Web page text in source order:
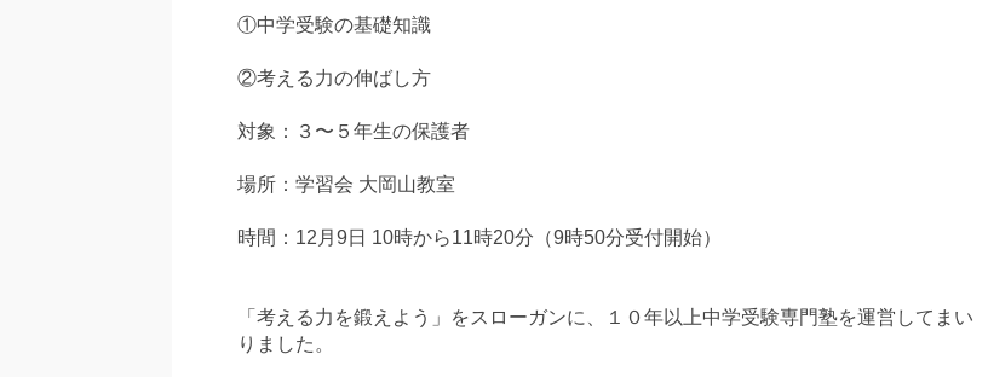
①中学受験の基礎知識
②考える力の伸ばし方
対象：３〜５年生の保護者
場所：学習会 大岡山教室
時間：12月9日 10時から11時20分（9時50分受付開始）
「考える力を鍛えよう」をスローガンに、１０年以上中学受験専門塾を運営してまい
りました。